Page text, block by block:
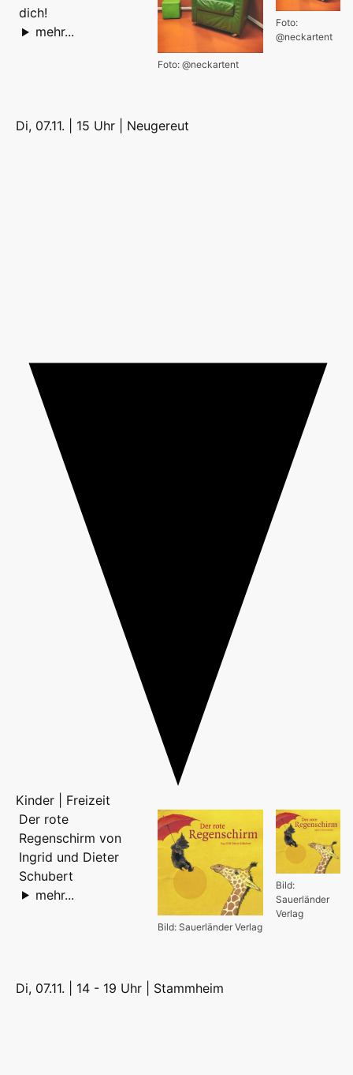
Foto:
@neckartent
Foto: @neckartent
dich!
mehr...
Di, 07.11. | 15 Uhr | Neugereut
Kinder | Freizeit
Bild:
Sauerländer
Verlag
Bild: Sauerländer Verlag
Der rote
Regenschirm von
Ingrid und Dieter
Schubert
mehr...
Di, 07.11. | 14 - 19 Uhr | Stammheim